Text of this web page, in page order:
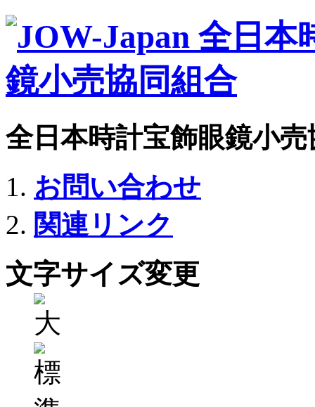
全日本時計宝飾眼鏡小
お問い合わせ
関連リンク
文字サイズ変更